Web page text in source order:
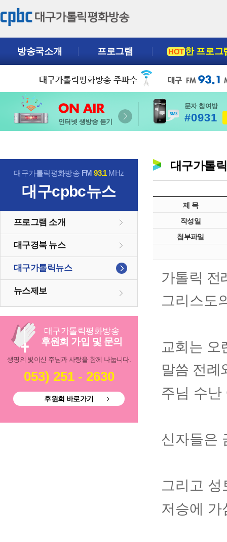
방송국소개 프로그램 HOT한 프로그
인터넷 생방송 듣기
문자 참여방
#0931
대구가톨릭평화방송 FM93.1MHz
대구cpbc뉴스
프로그램 소개
대구경북 뉴스
대구가톨릭뉴스
뉴스제보
대구가톨릭평화방송
후원회 가입 및 문의
생명의 빛이신 주님과 사랑을 함께 나눕니다.
053) 251 - 2630
후원회 바로가기
대구가톨
제 목
작성일
첨부파일
가톨릭 전
그리스도
교회는 오
말씀 전례
주님 수난
신자들은
그리고
저승에 가